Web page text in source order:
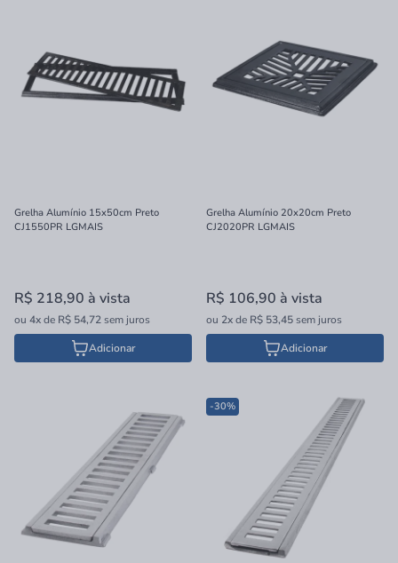
Grelha Alumínio 15x50cm Preto
CJ1550PR LGMAIS
R$ 218,90 à vista
ou 4xde R$ 54,72sem juros
Adicionar
Grelha Alumínio 20x20cm Preto
CJ2020PR LGMAIS
R$ 106,90 à vista
ou 2xde R$ 53,45sem juros
Adicionar
-30%